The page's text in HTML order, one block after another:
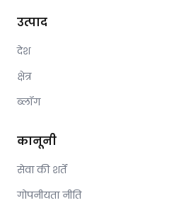
उत्पाद
देश
क्षेत्र
ब्लॉग
कानूनी
सेवा की शर्तें
गोपनीयता नीति